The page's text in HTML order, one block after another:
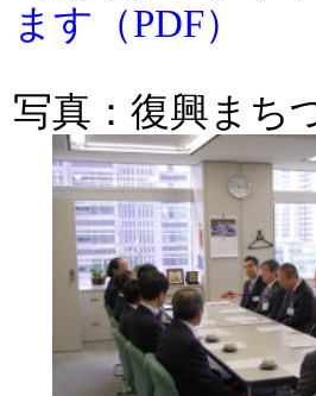
ます（PDF）
写真：復興まち